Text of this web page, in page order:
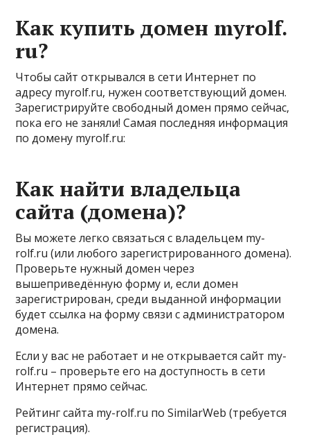
Как купить домен myrolf.
ru?
Чтобы сайт открывался в сети Интернет по
адресу myrolf.ru, нужен соответствующий домен.
Зарегистрируйте свободный домен прямо сейчас,
пока его не заняли! Самая последняя информация
по домену myrolf.ru:
Как найти владельца
сайта (домена)?
Вы можете легко связаться с владельцем my-
rolf.ru (или любого зарегистрированного домена).
Проверьте нужный домен через
вышеприведённую форму и, если домен
зарегистрирован, среди выданной информации
будет ссылка на форму связи с администратором
домена.
Если у вас не работает и не открывается сайт my-
rolf.ru – проверьте его на доступность в сети
Интернет прямо сейчас.
Рейтинг сайта my-rolf.ru по SimilarWeb (требуется
регистрация).